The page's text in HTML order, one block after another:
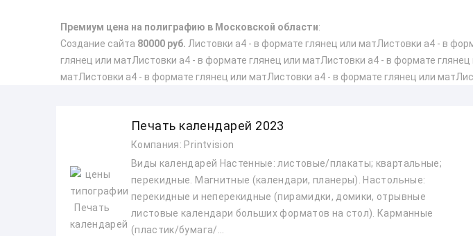
Премиум цена на полиграфию в Московской области:
Создание сайта 80000 руб. Листовки а4 - в формате глянец или матЛистовки а4 - в
глянец или матЛистовки а4 - в формате глянец или матЛистовки а4 - в формате
матЛистовки а4 - в формате глянец или матЛистовки а4 - в формате глянец или
Печать календарей 2023
Компания: Printvision
Виды календарей Настенные: листовые/плакаты; квартальные;
перекидные. Магнитные (календари, планеры). Настольные:
перекидные и неперекидные (пирамидки, домики, отрывные
листовые календари больших форматов на стол). Карманные
(пластик/бумага/...